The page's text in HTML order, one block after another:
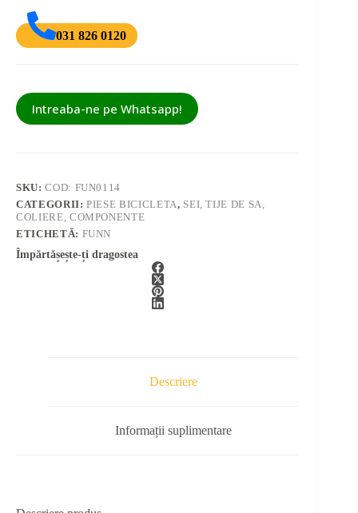
031 826 0120
Intreaba-ne pe Whatsapp!
SKU:COD: FUN0114
CATEGORII:PIESE BICICLETA, SEI, TIJE DE SA,
COLIERE, COMPONENTE
ETICHETĂ: FUNN
Împărtășește-ți dragostea
Descriere
Informații suplimentare